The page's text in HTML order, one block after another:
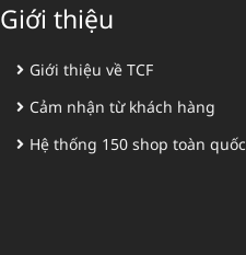
Giới thiệu
Giới thiệu về TCF
Cảm nhận từ khách hàng
Hệ thống 150 shop toàn quốc